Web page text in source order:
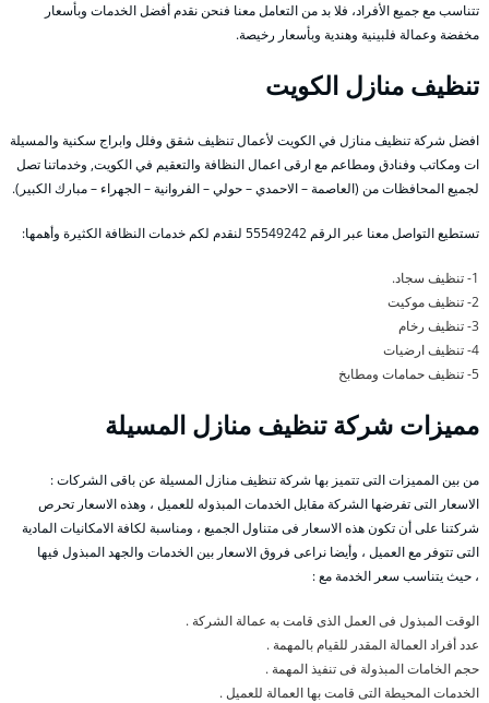
تتناسب مع جميع الأفراد، فلا بد من التعامل معنا فنحن نقدم أفضل الخدمات وبأسعار
مخفضة وعمالة فلبينية وهندية وبأسعار رخيصة.
تنظيف منازل الكويت
افضل شركة تنظيف منازل في الكويت لأعمال تنظيف شقق وفلل وابراج سكنية والمسيلة
ات ومكاتب وفنادق ومطاعم مع ارقى اعمال النظافة والتعقيم في الكويت, وخدماتنا تصل
لجميع المحافظات من (العاصمة – الاحمدي – حولي – الفروانية – الجهراء – مبارك الكبير).
تستطيع التواصل معنا عبر الرقم 55549242 لنقدم لكم خدمات النظافة الكثيرة وأهمها:
1- تنظيف سجاد.
2- تنظيف موكيت
3- تنظيف رخام
4- تنظيف ارضيات
5- تنظيف حمامات ومطابخ
مميزات شركة تنظيف منازل المسيلة
من بين المميزات التى تتميز بها شركة تنظيف منازل المسيلة عن باقى الشركات :
الاسعار التى تفرضها الشركة مقابل الخدمات المبذوله للعميل ، وهذه الاسعار تحرص
شركتنا على أن تكون هذه الاسعار فى متناول الجميع ، ومناسبة لكافة الامكانيات المادية
التى تتوفر مع العميل ، وأيضا نراعى فروق الاسعار بين الخدمات والجهد المبذول فيها
، حيث يتناسب سعر الخدمة مع :
الوقت المبذول فى العمل الذى قامت به عمالة الشركة .
عدد أفراد العمالة المقدر للقيام بالمهمة .
حجم الخامات المبذولة فى تنفيذ المهمة .
الخدمات المحيطة التى قامت بها العمالة للعميل .